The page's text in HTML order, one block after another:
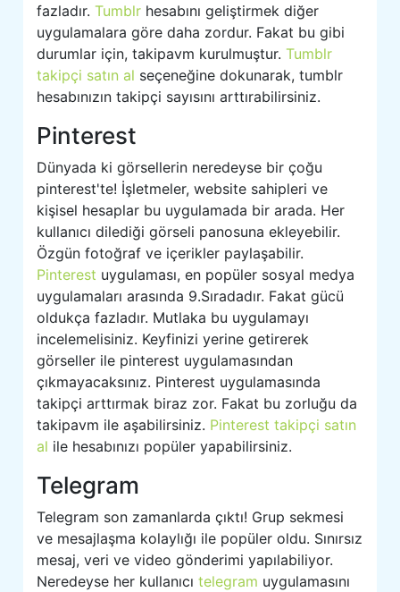
fazladır.Tumblr hesabını geliştirmek diğer
uygulamalara göre daha zordur. Fakat bu gibi
durumlar için, takipavm kurulmuştur.Tumblr
takipçi satın al seçeneğine dokunarak, tumblr
hesabınızın takipçi sayısını arttırabilirsiniz.
Pinterest
Dünyada ki görsellerin neredeyse bir çoğu
pinterest'te! İşletmeler, website sahipleri ve
kişisel hesaplar bu uygulamada bir arada. Her
kullanıcı dilediği görseli panosuna ekleyebilir.
Özgün fotoğraf ve içerikler paylaşabilir.
Pinterest uygulaması, en popüler sosyal medya
uygulamaları arasında 9.Sıradadır. Fakat gücü
oldukça fazladır. Mutlaka bu uygulamayı
incelemelisiniz. Keyfinizi yerine getirerek
görseller ile pinterest uygulamasından
çıkmayacaksınız. Pinterest uygulamasında
takipçi arttırmak biraz zor. Fakat bu zorluğu da
takipavm ile aşabilirsiniz. Pinterest takipçi satın
al ile hesabınızı popüler yapabilirsiniz.
Telegram
Telegram son zamanlarda çıktı! Grup sekmesi
ve mesajlaşma kolaylığı ile popüler oldu. Sınırsız
mesaj, veri ve video gönderimi yapılabiliyor.
Neredeyse her kullanıcıtelegram uygulamasını